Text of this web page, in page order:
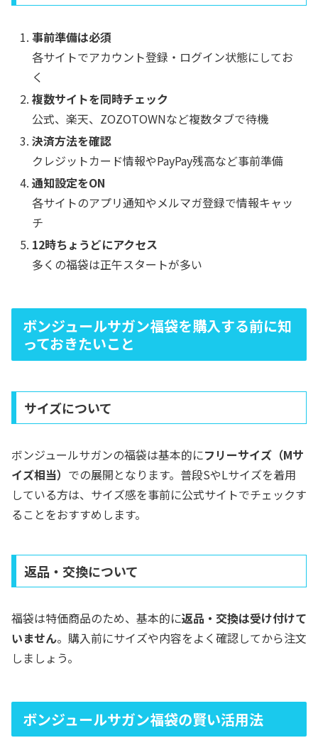
事前準備は必須
各サイトでアカウント登録・ログイン状態にしてお
く
複数サイトを同時チェック
公式、楽天、ZOZOTOWNなど複数タブで待機
決済方法を確認
クレジットカード情報やPayPay残高など事前準備
通知設定をON
各サイトのアプリ通知やメルマガ登録で情報キャッ
チ
12時ちょうどにアクセス
多くの福袋は正午スタートが多い
ボンジュールサガン福袋を購入する前に知
っておきたいこと
サイズについて
ボンジュールサガンの福袋は基本的にフリーサイズ（Mサ
イズ相当） での展開となります。普段SやLサイズを着用
している方は、サイズ感を事前に公式サイトでチェックす
ることをおすすめします。
返品・交換について
福袋は特価商品のため、基本的に返品・交換は受け付けて
いません。購入前にサイズや内容をよく確認してから注文
しましょう。
ボンジュールサガン福袋の賢い活用法